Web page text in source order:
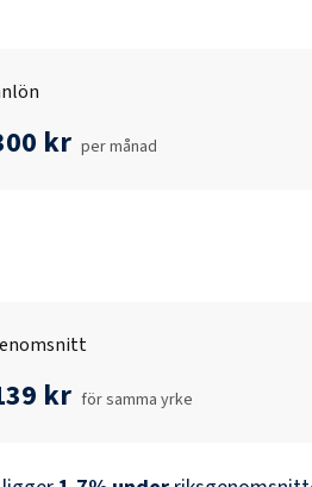
kr per månad
kr för samma yrke